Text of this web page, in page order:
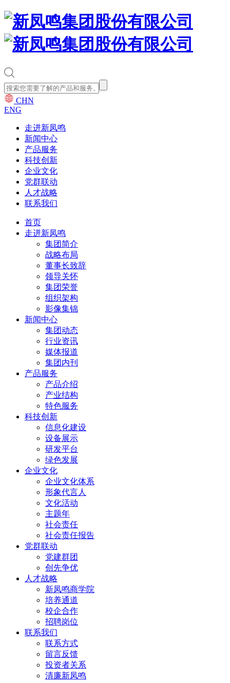
CHN
ENG
走进新凤鸣
新闻中心
产品服务
科技创新
企业文化
党群联动
人才战略
联系我们
首页
走进新凤鸣
集团简介
战略布局
董事长致辞
领导关怀
集团荣誉
组织架构
影像集锦
新闻中心
集团动态
行业资讯
媒体报道
集团内刊
产品服务
产品介绍
产业结构
特色服务
科技创新
信息化建设
设备展示
研发平台
绿色发展
企业文化
企业文化体系
形象代言人
文化活动
主题年
社会责任
社会责任报告
党群联动
党建群团
创先争优
人才战略
新凤鸣商学院
培养通道
校企合作
招聘岗位
联系我们
联系方式
留言反馈
投资者关系
清廉新凤鸣